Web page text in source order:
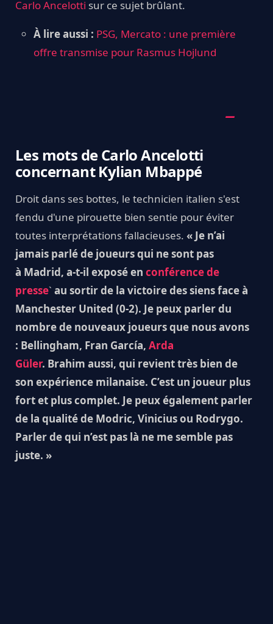
Carlo Ancelotti sur ce sujet brûlant.
À lire aussi : PSG, Mercato : une première
offre transmise pour Rasmus Hojlund
Les mots de Carlo Ancelotti
concernant Kylian Mbappé
Droit dans ses bottes, le technicien italien s'est
fendu d'une pirouette bien sentie pour éviter
toutes interprétations fallacieuses. « Je n’ai
jamais parlé de joueurs qui ne sont pas
à Madrid, a-t-il exposé en conférence de
presse` au sortir de la victoire des siens face à
Manchester United (0-2). Je peux parler du
nombre de nouveaux joueurs que nous avons
: Bellingham, Fran García, Arda
Güler. Brahim aussi, qui revient très bien de
son expérience milanaise. C’est un joueur plus
fort et plus complet. Je peux également parler
de la qualité de Modric, Vinicius ou Rodrygo.
Parler de qui n’est pas là ne me semble pas
juste. »